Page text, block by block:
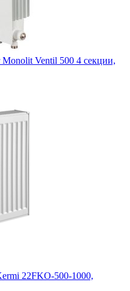
Ventil 500 4 секции,
22FKO‑500‑1000,